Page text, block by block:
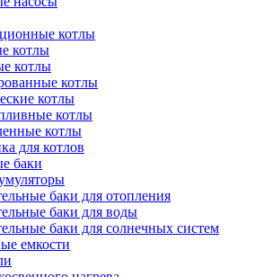
котлы
котлы
котлы
котлы
котлы
котлы
котлы
для котлов
баки
баки для отопления
баки для воды
баки для солнечных систем
емкости